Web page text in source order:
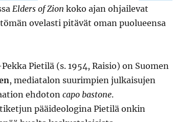
Elders of Zion koko ajan ohjailevat
ovelasti pitävät oman puolueensa
Pietilä (s. 1954, Raisio) on Suomen
, mediatalon suurimpien julkaisujen
ehdoton capo bastone.
pääideologina Pietilä onkin